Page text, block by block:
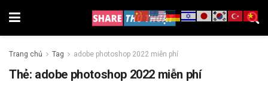
Trang chủ Tag adobe photoshop 2022 miễn phí
Thẻ: adobe photoshop 2022 miễn phí